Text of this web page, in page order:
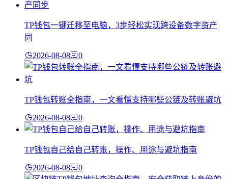
TP钱包一键迁移至电脑，3步轻松实现跨设备数字资产
同
2026-08-08 0
TP钱包转账全指南，一文看懂支持哪些公链及转账避坑
2026-08-08 0
TP钱包自己给自己转账，操作、用途与避坑指南
2026-08-08 0